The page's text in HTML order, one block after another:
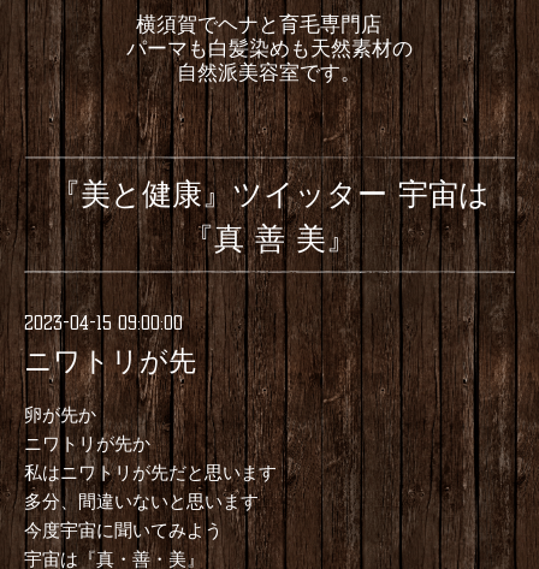
横須賀でヘナと育毛専門店
パーマも白髪染めも天然素材の
自然派美容室です。
『美と健康』ツイッター 宇宙は
『真 善 美』
2023-04-15 09:00:00
ニワトリが先
卵が先か
ニワトリが先か
私はニワトリが先だと思います
多分、間違いないと思います
今度宇宙に聞いてみよう
宇宙は『真・善・美』